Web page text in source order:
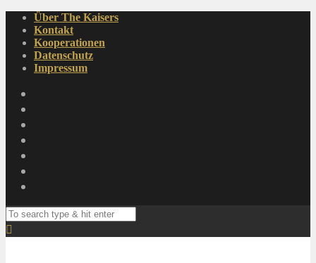
Über The Kaisers
Kontakt
Kooperationen
Datenschutz
Impressum